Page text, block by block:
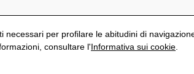
per profilare le abitudini di
consultare l'Informativa sui cookie